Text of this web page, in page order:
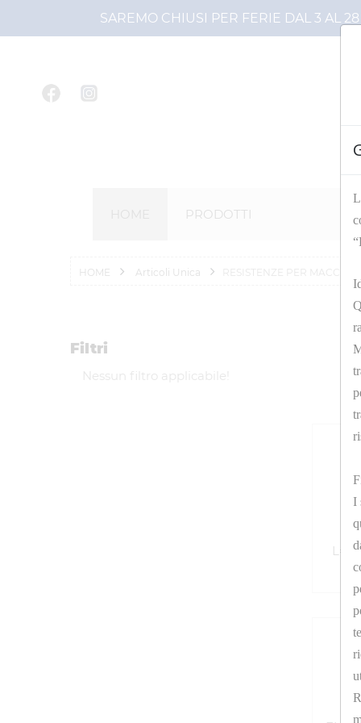
SAREMO CHIUSI PER FERIE DAL 3 AL
PRODOTTI
HOME Articoli Unica RESISTENZE PER
Filtri
Nessun filtro applicabile!
I